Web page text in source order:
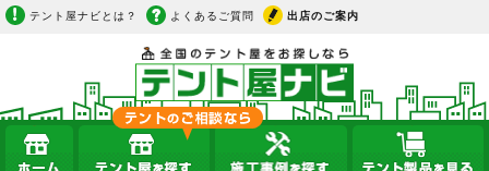
テント屋ナビとは？ よくあるご質問 出店のご案内